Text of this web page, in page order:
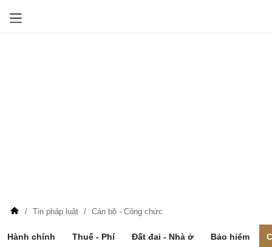
Tin pháp luật Cán bộ - Công chức
Hành chính Thuế - Phí Đất đai - Nhà ở Bảo hiểm